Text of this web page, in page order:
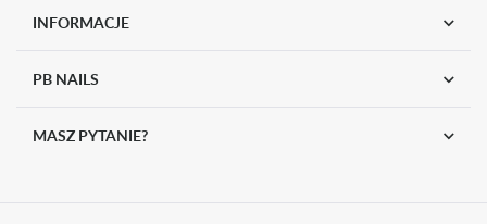
Przeznaczenie
INFORMACJE
PB NAILS
MASZ PYTANIE?